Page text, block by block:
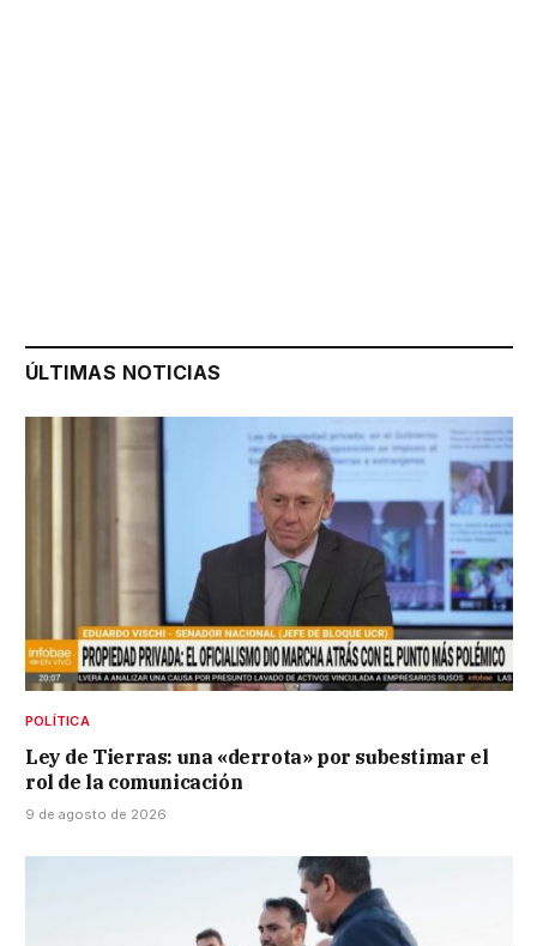
ÚLTIMAS NOTICIAS
POLÍTICA
Ley de Tierras: una «derrota» por subestimar el
rol de la comunicación
9 de agosto de 2026